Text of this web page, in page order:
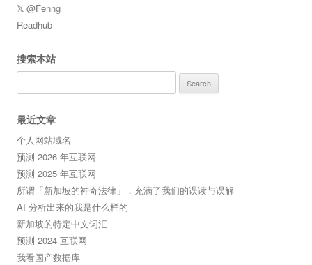
𝕏 @Fenng
Readhub
搜索本站
for:
最近文章
个人网站域名
预测 2026 年互联网
预测 2025 年互联网
所谓「新加坡的神奇法律」，充满了我们的误读与误解
AI 分析出来的我是什么样的
新加坡的特定中文词汇
预测 2024 互联网
我看国产数据库